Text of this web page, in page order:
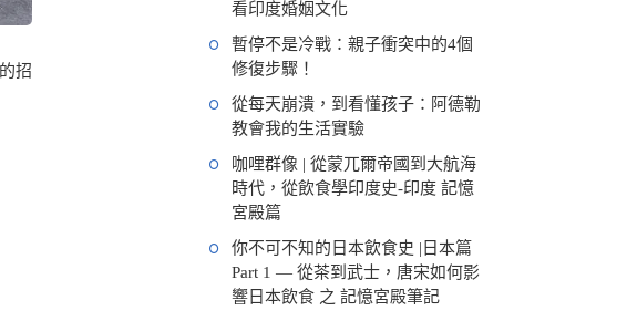
招
看印度婚姻文化
暫停不是冷戰：親子衝突中的4個
修復步驟！
從每天崩潰，到看懂孩子：阿德勒
教會我的生活實驗
咖哩群像 | 從蒙兀爾帝國到大航海
時代，從飲食學印度史-印度 記憶
宮殿篇
你不可不知的日本飲食史 |日本篇
Part 1 — 從茶到武士，唐宋如何影
響日本飲食 之 記憶宮殿筆記